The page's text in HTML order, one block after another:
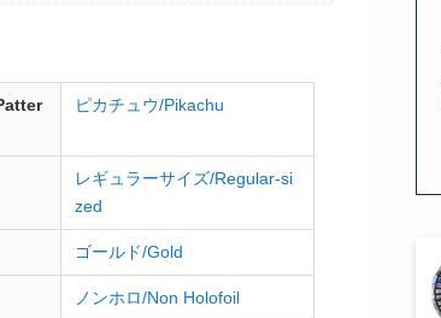
ピカチュウ/Pikachu
レギュラーサイズ/Regular-si
zed
ゴールド/Gold
ノンホロ/Non Holofoil